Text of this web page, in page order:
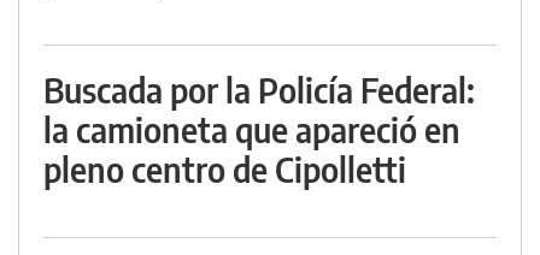
Buscada por la Policía Federal:
la camioneta que apareció en
pleno centro de Cipolletti